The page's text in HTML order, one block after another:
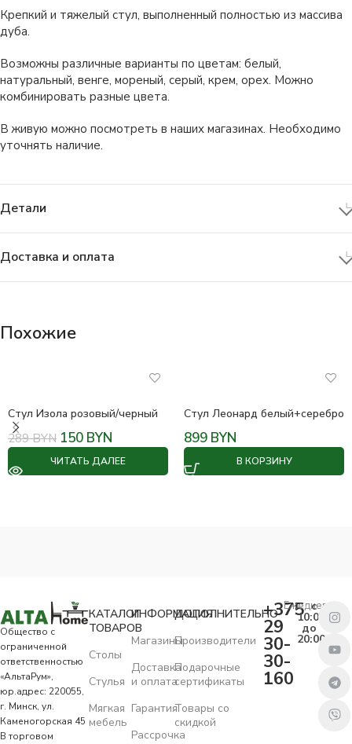
Крепкий и тяжелый стул, выполненный полностью из массива
дуба.
Возможны различные варианты по цветам: белый,
натуральный, венге, мореный, серый, крем, орех. Можно
комбинировать разные цвета.
В живую можно посмотреть в наших магазинах. Необходимо
уточнять наличие.
Детали
Доставка и оплата
Похожие
Стул Изола розовый/черный
289BYN 150 BYN
ЧИТАТЬ ДАЛЕЕ
Стул Леонард белый+серебро
899 BYN
В КОРЗИНУ
Общество с
ограниченной
ответственностью
«АльтаРум»,
юр.адрес: 220055,
г. Минск, ул.
Каменогорская 45
В торговом
КАТАЛОГ
ТОВАРОВ
Столы
Стулья
Мягкая
мебель
ИНФОРМАЦИЯ
Магазины
Доставка
и оплата
Гарантия
Рассрочка
ДОПОЛНИТЕЛЬНО
Производители
Подарочные
сертификаты
Товары со
скидкой
+375
29
30-
30-
160
Ежедневно
с
10:00
до
20:00